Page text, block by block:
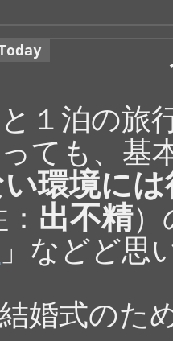
１泊の旅
ても、基
環境に
出不精）
」などど思
婚式のた